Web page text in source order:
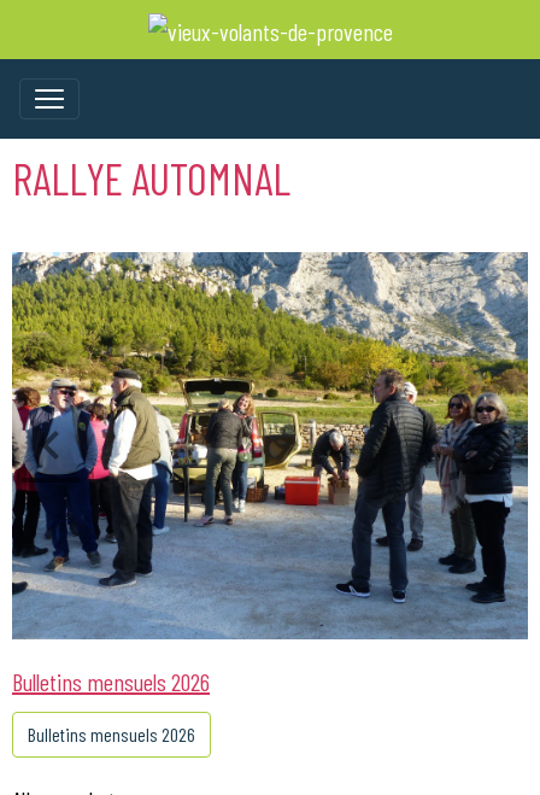
RALLYE AUTOMNAL
Bulletins mensuels 2026
Bulletins mensuels 2026